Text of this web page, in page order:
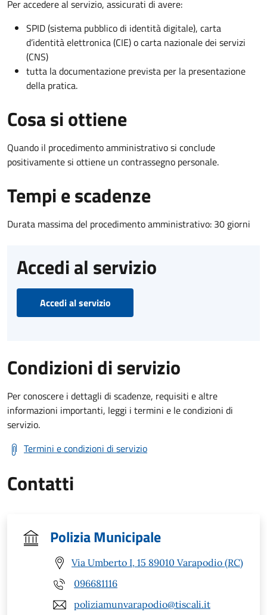
Per accedere al servizio, assicurati di avere:
SPID (sistema pubblico di identità digitale), carta
d’identità elettronica (CIE) o carta nazionale dei servizi
(CNS)
tutta la documentazione prevista per la presentazione
della pratica.
Cosa si ottiene
Quando il procedimento amministrativo si conclude
positivamente si ottiene un contrassegno personale.
Tempi e scadenze
Durata massima del procedimento amministrativo: 30 giorni
Accedi al servizio
Accedi al servizio
Condizioni di servizio
Per conoscere i dettagli di scadenze, requisiti e altre
informazioni importanti, leggi i termini e le condizioni di
servizio.
Termini e condizioni di servizio
Contatti
Polizia Municipale
Via Umberto I, 15 89010 Varapodio (RC)
096681116
poliziamunvarapodio@tiscali.it